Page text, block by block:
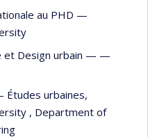
au PHD —
et Design urbain — —
Études urbaines,
, Department of